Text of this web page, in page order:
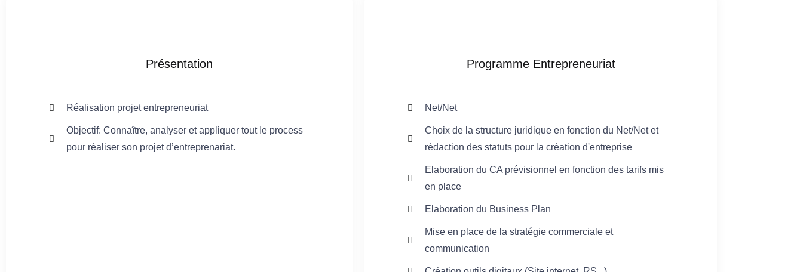
Présentation
Réalisation projet entrepreneuriat
Objectif: Connaître, analyser et appliquer tout le process
pour réaliser son projet d’entreprenariat.
Programme Entrepreneuriat
Net/Net
Choix de la structure juridique en fonction du Net/Net et
rédaction des statuts pour la création d'entreprise
Elaboration du CA prévisionnel en fonction des tarifs mis
en place
Elaboration du Business Plan
Mise en place de la stratégie commerciale et
communication